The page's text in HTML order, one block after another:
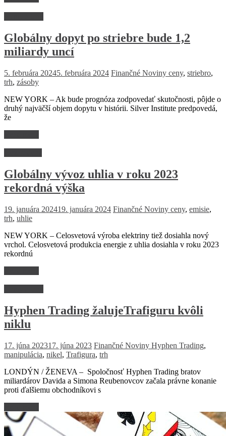
Globálny dopyt po striebre bude 1,2
miliardy uncí
5. februára 20245. februára 2024 Finančné Noviny ceny, striebro,
trh, zásoby
NEW YORK – Ak bude prognóza zodpovedať skutočnosti, pôjde o
druhý najväčší objem dopytu v histórii. Silver Institute predpovedá,
že
Globálny vývoz uhlia v roku 2023
rekordná výška
19. januára 202419. januára 2024 Finančné Noviny ceny, emisie,
trh, uhlie
NEW YORK – Celosvetová výroba elektriny tiež dosiahla nový
vrchol. Celosvetová produkcia energie z uhlia dosiahla v roku 2023
rekordnú
Hyphen Trading žalujeTrafiguru kvôli
niklu
17. júna 202317. júna 2023 Finančné Noviny Hyphen Trading,
manipulácia, nikel, Trafigura, trh
LONDÝN / ŽENEVA – Spoločnosť Hyphen Trading bratov
miliardárov Davida a Simona Reubenovcov začala právne konanie
proti ďalšiemu obchodníkovi s